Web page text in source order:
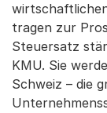
tragen zur
Steuersatz
KMU. Sie
Schweiz – die